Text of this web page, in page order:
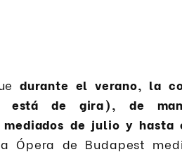
durante el verano, la
está de gira), de
mediados de julio y hasta
Ópera de Budapest